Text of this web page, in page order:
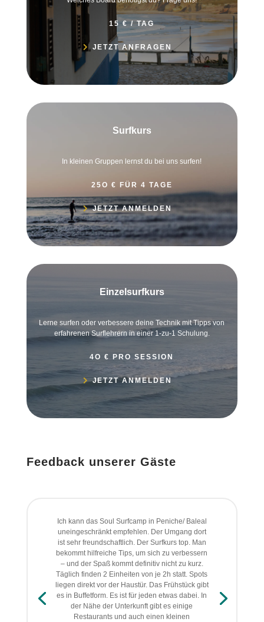
15 € / TAG
JETZT ANFRAGEN
Surfkurs
In kleinen Gruppen lernst du bei uns surfen!
25O € FÜR 4 TAGE
JETZT ANMELDEN
Einzelsurfkurs
Lerne surfen oder verbessere deine Technik mit Tipps von
erfahrenen Surflehrern in einer 1-zu-1 Schulung.
4O € PRO SESSION
JETZT ANMELDEN
Feedback unserer Gäste
Ich kann das Soul Surfcamp in Peniche/ Baleal
uneingeschränkt empfehlen. Der Umgang dort
ist sehr freundschaftlich. Der Surfkurs top. Man
bekommt hilfreiche Tips, um sich zu verbessern
– und der Spaß kommt definitiv nicht zu kurz.
Täglich finden 2 Einheiten von je 2h statt. Spots
liegen direkt vor der Haustür. Das Frühstück gibt
es in Buffetform. Es ist für jeden etwas dabei. In
der Nähe der Unterkunft gibt es einige
Restaurants und auch einen kleinen